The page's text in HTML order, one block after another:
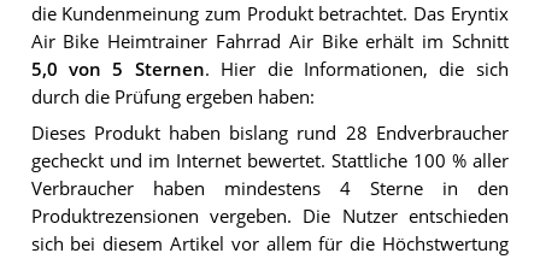
die Kundenmeinung zum Produkt betrachtet. Das Eryntix
Air Bike Heimtrainer Fahrrad Air Bikeerhält im Schnitt
5,0 von 5 Sternen. Hier die Informationen, die sich
durch die Prüfung ergeben haben:
Dieses Produkt haben bislang rund 28 Endverbraucher
gecheckt und im Internet bewertet. Stattliche 100 % aller
Verbraucher haben mindestens 4 Sterne in den
Produktrezensionen vergeben. Die Nutzer entschieden
sich bei diesem Artikel vor allem für die Höchstwertung